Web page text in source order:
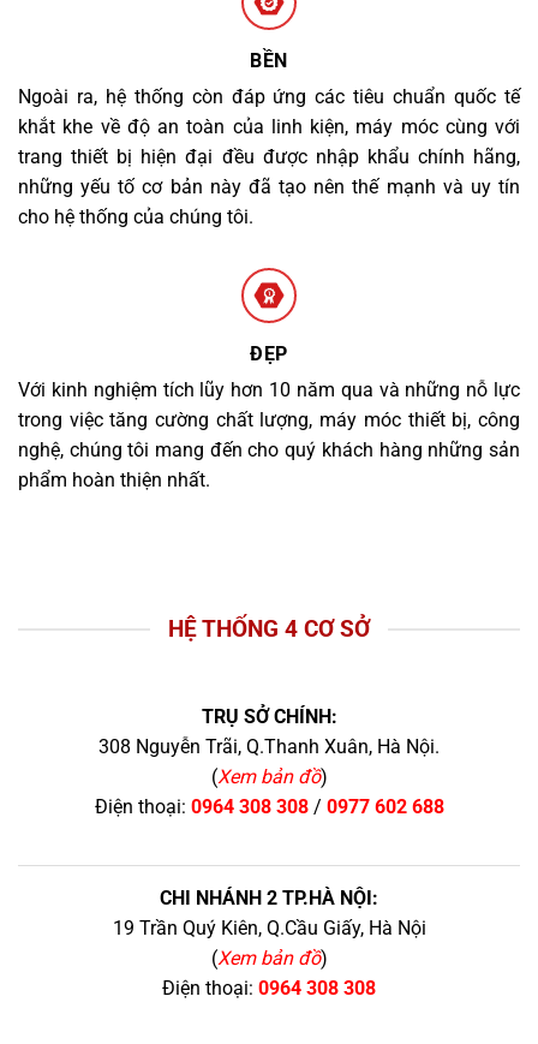
BỀN
Ngoài ra, hệ thống còn đáp ứng các tiêu chuẩn quốc tế
khắt khe về độ an toàn của linh kiện, máy móc cùng với
trang thiết bị hiện đại đều được nhập khẩu chính hãng,
những yếu tố cơ bản này đã tạo nên thế mạnh và uy tín
cho hệ thống của chúng tôi.
ĐẸP
Với kinh nghiệm tích lũy hơn 10 năm qua và những nỗ lực
trong việc tăng cường chất lượng, máy móc thiết bị, công
nghệ, chúng tôi mang đến cho quý khách hàng những sản
phẩm hoàn thiện nhất.
HỆ THỐNG 4 CƠ SỞ
TRỤ SỞ CHÍNH:
308 Nguyễn Trãi, Q.Thanh Xuân, Hà Nội.
(Xem bản đồ)
Điện thoại: 0964 308 308/ 0977 602 688
CHI NHÁNH 2 TP.HÀ NỘI:
19 Trần Quý Kiên, Q.Cầu Giấy, Hà Nội
(Xem bản đồ)
Điện thoại: 0964 308 308